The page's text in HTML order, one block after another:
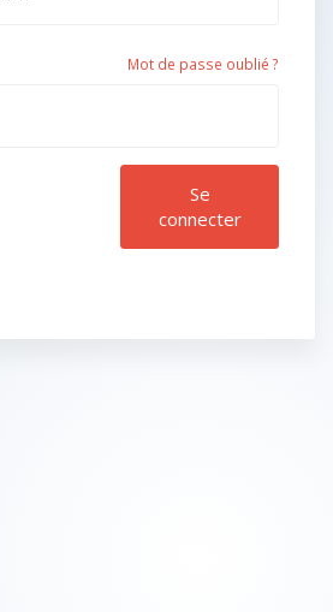
Mot de passe oublié ?
Se
connecter